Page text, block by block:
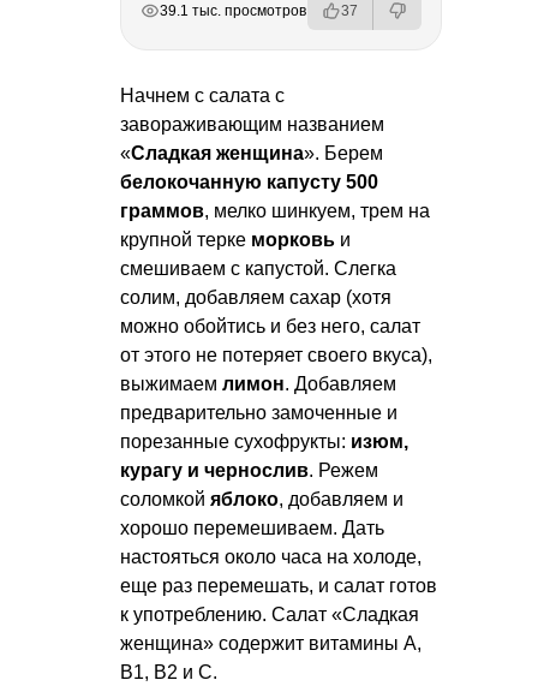
39.1 тыс. просмотров 37
Начнем с салата с
завораживающим названием
«Сладкая женщина». Берем
белокочанную капусту 500
граммов, мелко шинкуем, трем на
крупной терке морковь и
смешиваем с капустой. Слегка
солим, добавляем сахар (хотя
можно обойтись и без него, салат
от этого не потеряет своего вкуса),
выжимаем лимон. Добавляем
предварительно замоченные и
порезанные сухофрукты: изюм,
курагу и чернослив. Режем
соломкой яблоко, добавляем и
хорошо перемешиваем. Дать
настояться около часа на холоде,
еще раз перемешать, и салат готов
к употреблению. Салат «Сладкая
женщина» содержит витамины А,
В1, В2 и С.